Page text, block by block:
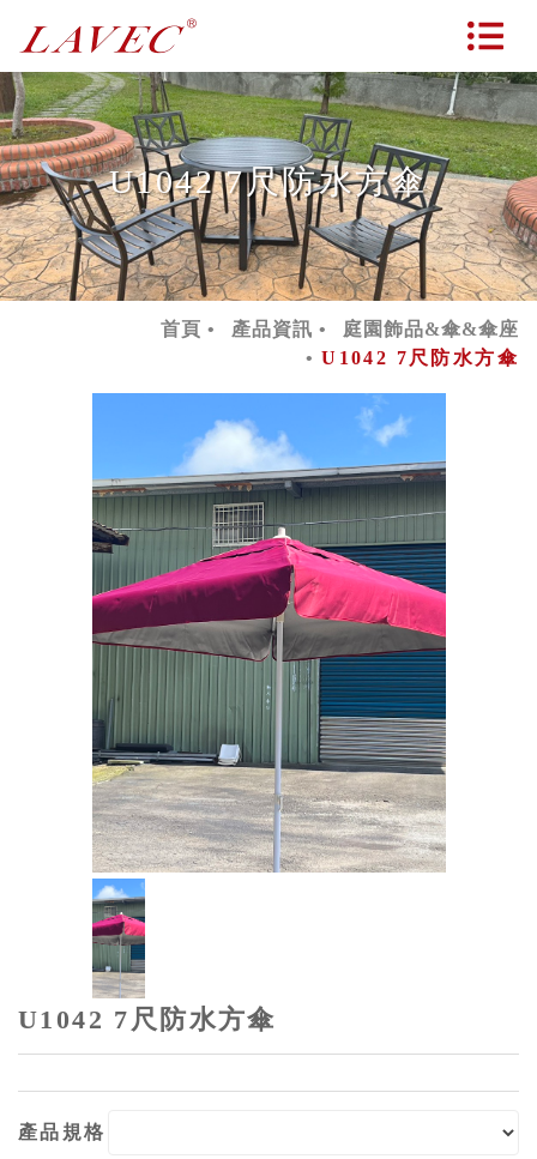
U1042 7尺防水方傘
首頁 產品資訊
庭園飾品&傘&傘座
U1042 7尺防水方傘
U1042 7尺防水方傘
產品規格